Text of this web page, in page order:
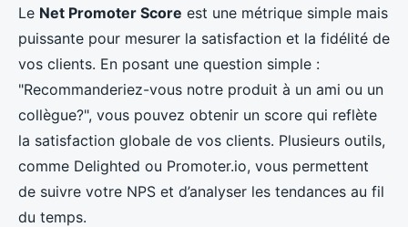
Le Net Promoter Score est une métrique simple mais
puissante pour mesurer la satisfaction et la fidélité de
vos clients. En posant une question simple :
"Recommanderiez-vous notre produit à un ami ou un
collègue?", vous pouvez obtenir un score qui reflète
la satisfaction globale de vos clients. Plusieurs outils,
comme Delighted ou Promoter.io, vous permettent
de suivre votre NPS et d’analyser les tendances au fil
du temps.